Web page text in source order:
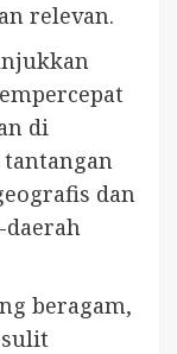
relevan.
di
tantangan
dan
daerah
beragam,